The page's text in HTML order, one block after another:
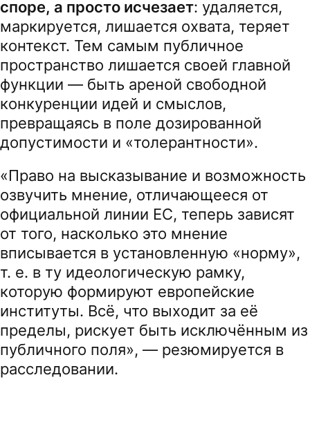
споре, а просто исчезает: удаляется,
маркируется, лишается охвата, теряет
контекст. Тем самым публичное
пространство лишается своей главной
функции — быть ареной свободной
конкуренции идей и смыслов,
превращаясь в поле дозированной
допустимости и «толерантности».
«Право на высказывание и возможность
озвучить мнение, отличающееся от
официальной линии ЕС, теперь зависят
от того, насколько это мнение
вписывается в установленную «норму»,
т. е. в ту идеологическую рамку,
которую формируют европейские
институты. Всё, что выходит за её
пределы, рискует быть исключённым из
публичного поля», — резюмируется в
расследовании.